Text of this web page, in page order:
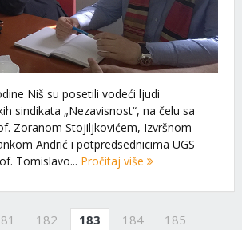
Niš su posetili vodeći ljudi
sindikata „Nezavisnost“, na čelu sa
Zoranom Stojiljkovićem, Izvršnom
Andrić i potpredsednicima UGS
Tomislavo... Pročitaj više
182 183 184
185